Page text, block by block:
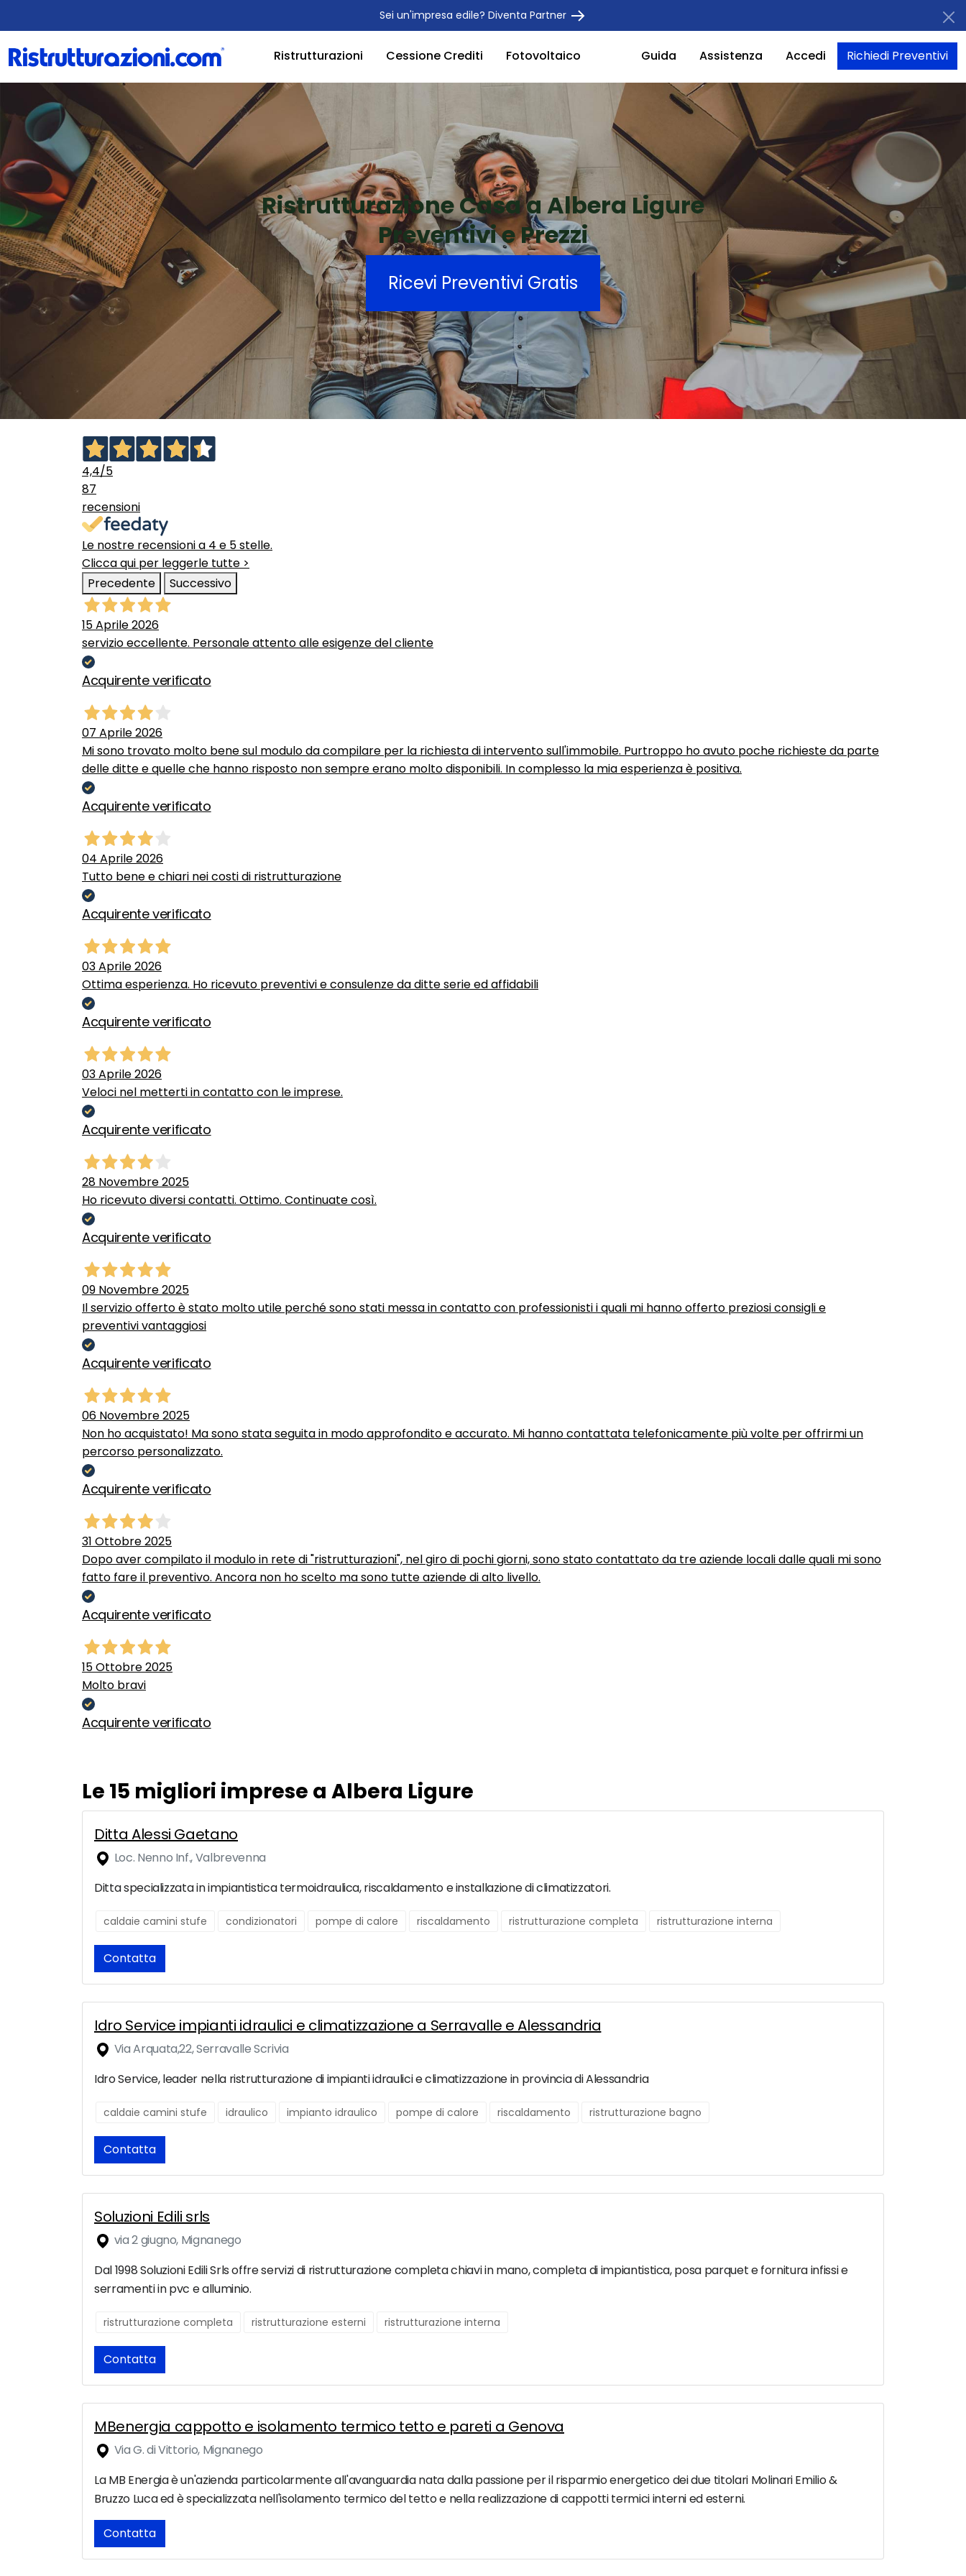
Sei un'impresa edile? Diventa Partner
Ristrutturazioni Cessione Crediti Fotovoltaico Guida Assistenza Accedi Richiedi Preventivi
Ristrutturazione Casa a Albera Ligure
Preventivi e Prezzi
Ricevi Preventivi Gratis
4,4/5
87
recensioni
Le nostre recensioni a 4 e 5 stelle.
Clicca qui per leggerle tutte >
Precedente
Successivo
15 Aprile 2026
servizio eccellente. Personale attento alle esigenze del cliente
Acquirente verificato
07 Aprile 2026
Mi sono trovato molto bene sul modulo da compilare per la richiesta di intervento sull'immobile. Purtroppo ho avuto poche richieste da parte
delle ditte e quelle che hanno risposto non sempre erano molto disponibili. In complesso la mia esperienza è positiva.
Acquirente verificato
04 Aprile 2026
Tutto bene e chiari nei costi di ristrutturazione
Acquirente verificato
03 Aprile 2026
Ottima esperienza. Ho ricevuto preventivi e consulenze da ditte serie ed affidabili
Acquirente verificato
03 Aprile 2026
Veloci nel metterti in contatto con le imprese.
Acquirente verificato
28 Novembre 2025
Ho ricevuto diversi contatti. Ottimo. Continuate così.
Acquirente verificato
09 Novembre 2025
Il servizio offerto è stato molto utile perché sono stati messa in contatto con professionisti i quali mi hanno offerto preziosi consigli e
preventivi vantaggiosi
Acquirente verificato
06 Novembre 2025
Non ho acquistato! Ma sono stata seguita in modo approfondito e accurato. Mi hanno contattata telefonicamente più volte per offrirmi un
percorso personalizzato.
Acquirente verificato
31 Ottobre 2025
Dopo aver compilato il modulo in rete di "ristrutturazioni", nel giro di pochi giorni, sono stato contattato da tre aziende locali dalle quali mi sono
fatto fare il preventivo. Ancora non ho scelto ma sono tutte aziende di alto livello.
Acquirente verificato
15 Ottobre 2025
Molto bravi
Acquirente verificato
Le 15 migliori imprese a Albera Ligure
Ditta Alessi Gaetano
Loc. Nenno Inf., Valbrevenna
Ditta specializzata in impiantistica termoidraulica, riscaldamento e installazione di climatizzatori.
caldaie camini stufe condizionatori pompe di calore riscaldamento ristrutturazione completa ristrutturazione interna
Contatta
Idro Service impianti idraulici e climatizzazione a Serravalle e Alessandria
Via Arquata,22, Serravalle Scrivia
Idro Service, leader nella ristrutturazione di impianti idraulici e climatizzazione in provincia di Alessandria
caldaie camini stufe idraulico impianto idraulico pompe di calore riscaldamento ristrutturazione bagno
Contatta
Soluzioni Edili srls
via 2 giugno, Mignanego
Dal 1998 Soluzioni Edili Srls offre servizi di ristrutturazione completa chiavi in mano, completa di impiantistica, posa parquet e fornitura infissi e
serramenti in pvc e alluminio.
ristrutturazione completa ristrutturazione esterni ristrutturazione interna
Contatta
MBenergia cappotto e isolamento termico tetto e pareti a Genova
Via G. di Vittorio, Mignanego
La MB Energia è un'azienda particolarmente all'avanguardia nata dalla passione per il risparmio energetico dei due titolari Molinari Emilio &
Bruzzo Luca ed è specializzata nell'isolamento termico del tetto e nella realizzazione di cappotti termici interni ed esterni.
Contatta